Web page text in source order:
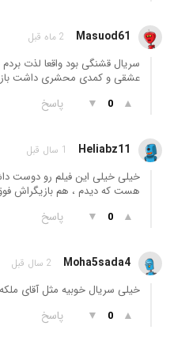
Masuod61 2 ماه قبل
سریال قشنگی بود واقعا لذت بردم
عشقی و کمدی محشری داشت
▲
0
▼ پاسخ
Heliabz11 1 سال قبل
خیلی خیلی این فیلم رو دوست
هست که دیدم ، هم بازیگراش
▲
0
▼ پاسخ
Moha5sada4 2 سال قبل
خیلی سریال خوبیه مثل آقای
▲
0
▼ پاسخ